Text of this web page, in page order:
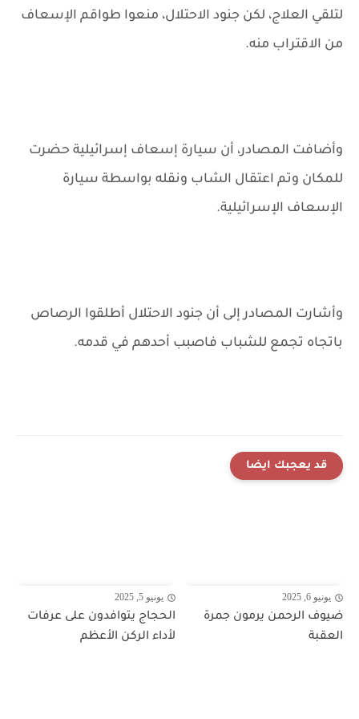
لتلقي العلاج، لكن جنود الاحتلال، منعوا طواقم الإسعاف
من الاقتراب منه.
وأضافت المصادر، أن سيارة إسعاف إسرائيلية حضرت
للمكان وتم اعتقال الشاب ونقله بواسطة سيارة
الإسعاف الإسرائيلية.
وأشارت المصادر إلى أن جنود الاحتلال أطلقوا الرصاص
باتجاه تجمع للشباب فاصبب أحدهم في قدمه.
قد يعجبك ايضا
يونيو 6, 2025
ضيوف الرحمن يرمون جمرة
العقبة
يونيو 5, 2025
الحجاج يتوافدون على عرفات
لأداء الركن الأعظم